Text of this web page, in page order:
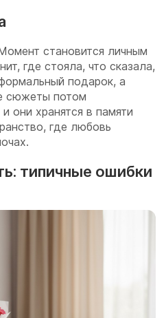
становится личным
где стояла, что сказала,
подарок, а
сюжеты потом
они хранятся в памяти
где любовь
типичные ошибки